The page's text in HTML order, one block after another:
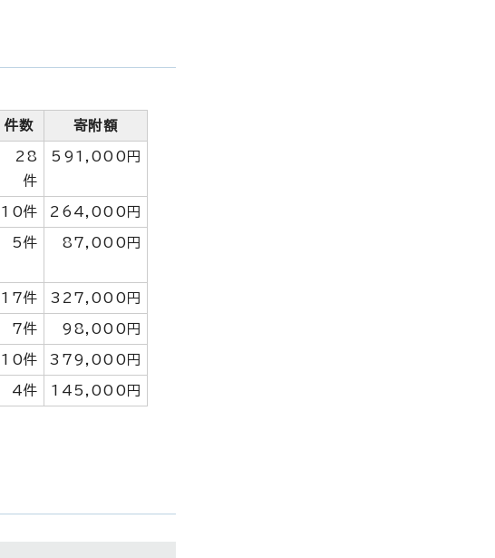
件数 寄附額
28
件
591,000円
10件 264,000円
5件 87,000円
17件 327,000円
7件 98,000円
10件 379,000円
4件 145,000円